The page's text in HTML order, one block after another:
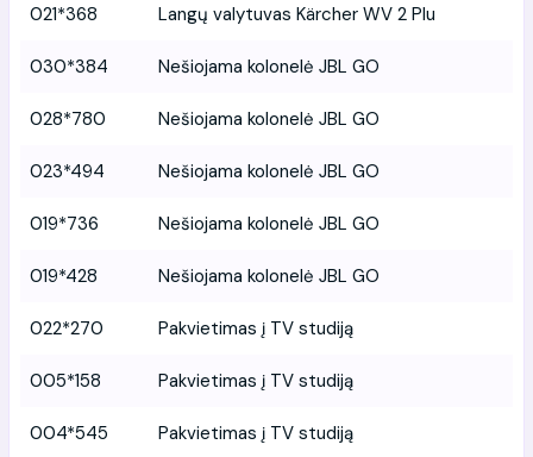
021*368 Langų valytuvas Kärcher WV 2 Plu
030*384 Nešiojama kolonelė JBL GO
028*780 Nešiojama kolonelė JBL GO
023*494 Nešiojama kolonelė JBL GO
019*736 Nešiojama kolonelė JBL GO
019*428 Nešiojama kolonelė JBL GO
022*270 Pakvietimas į TV studiją
005*158 Pakvietimas į TV studiją
004*545 Pakvietimas į TV studiją